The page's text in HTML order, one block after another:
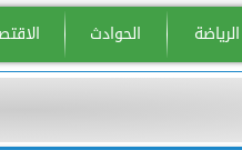
الرياضة الحوادث